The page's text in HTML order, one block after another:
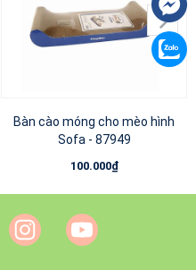
Bàn cào móng cho mèo hình
Sofa - 87949
100.000₫